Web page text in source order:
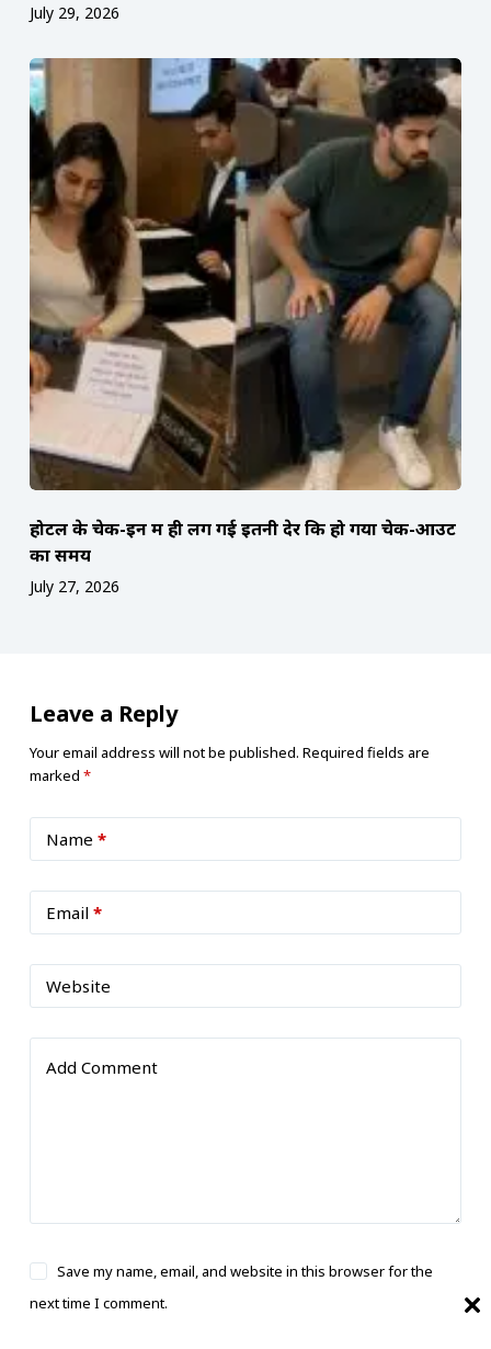
July 29, 2026
होटल के चेक-इन में ही लग गई इतनी देर कि हो गया चेक-आउट
का समय
July 27, 2026
Leave a Reply
Your email address will not be published. Required fields are
marked *
Name *
Email*
Website
Add Comment
Save my name, email, and website in this browser for the
next time I comment.